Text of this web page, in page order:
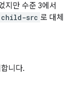
지만 수준 3에서
child-src 로 대체
니다.